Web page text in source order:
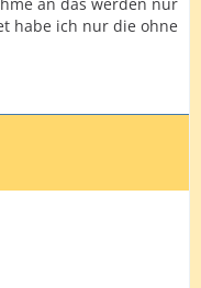
habe ich nur die ohne